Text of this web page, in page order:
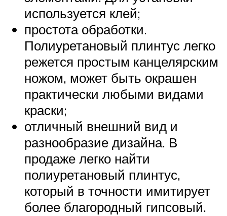
используется клей;
простота обработки.
Полиуретановый плинтус легко
режется простым канцелярским
ножом, может быть окрашен
практически любыми видами
краски;
отличный внешний вид и
разнообразие дизайна. В
продаже легко найти
полиуретановый плинтус,
который в точности имитирует
более благородный гипсовый.